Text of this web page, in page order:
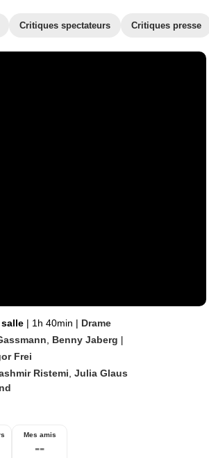
Critiques spectateurs Critiques presse
| 1h 40min | Drame
Benny Jaberg |
Frei
Ristemi Julia Glaus
Mes amis
--